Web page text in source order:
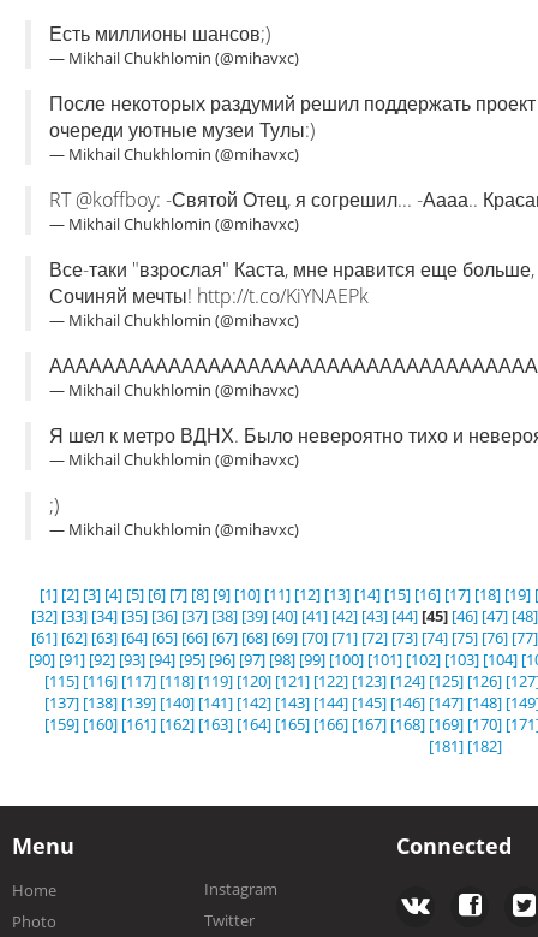
Есть миллионы шансов;)
— Mikhail Chukhlomin (@mihavxc)
После некоторых раздумий решил поддержать
очереди уютные музеи Тулы:)
— Mikhail Chukhlomin (@mihavxc)
RT @koffboy: -Святой Отец, я согрешил... -Аааа..
— Mikhail Chukhlomin (@mihavxc)
Все-таки "взрослая" Каста, мне нравится еще
Сочиняй мечты! http://t.co/KiYNAEPk
— Mikhail Chukhlomin (@mihavxc)
— Mikhail Chukhlomin (@mihavxc)
Я шел к метро ВДНХ. Было невероятно тихо и
— Mikhail Chukhlomin (@mihavxc)
;)
— Mikhail Chukhlomin (@mihavxc)
[1] [2] [3] [4] [5] [6] [7] [8] [9] [10] [11] [12] [13] [14] [15] [16] [17] [18] [19]
[32] [33] [34] [35] [36] [37] [38] [39] [40] [41] [42] [43] [44] [45] [46] [47] [48]
[61] [62] [63] [64] [65] [66] [67] [68] [69] [70] [71] [72] [73] [74] [75] [76] [77]
[90] [91] [92] [93] [94] [95] [96] [97] [98] [99] [100] [101] [102] [103] [104]
[115] [116] [117] [118] [119] [120] [121] [122] [123] [124] [125] [126]
[137] [138] [139] [140] [141] [142] [143] [144] [145] [146] [147] [148]
[159] [160] [161] [162] [163] [164] [165] [166] [167] [168] [169] [170]
[181] [182]
Menu
Home
Photo
Instagram
Twitter
Connected